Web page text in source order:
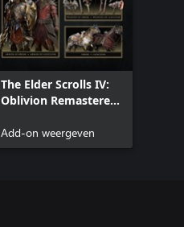
The Elder Scrolls IV:
Oblivion Remastered
Content
Add-on weergeven